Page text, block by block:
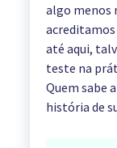
algo menos
acreditamos
até aqui,
teste na
Quem sabe
história de